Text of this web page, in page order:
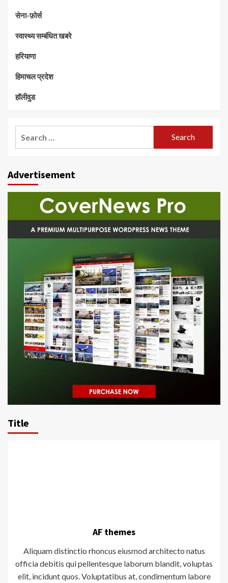
सेना-फ़ोर्स
स्वास्थ्य सम्बंधित खबरे
हरियाणा
हिमाचल प्रदेश
हॉलीवुड
Advertisement
Title
AF themes
Aliquam distinctio rhoncus eiusmod architecto natus
officia debitis qui pellentesque laborum blandit, voluptas
elit, incidunt quos. Voluptatibus at, condimentum labore